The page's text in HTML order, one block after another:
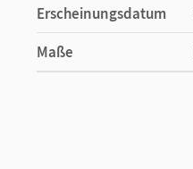
Erscheinungsdatum
Maße